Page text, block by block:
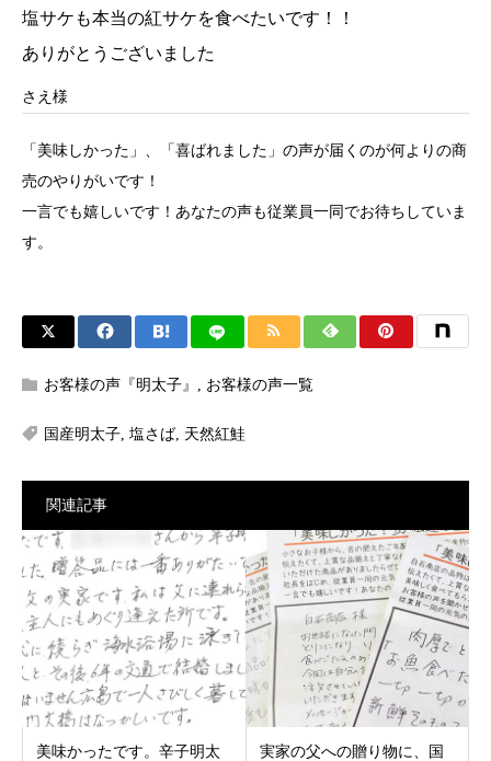
塩サケも本当の紅サケを食べたいです！！
ありがとうございました
さえ様
「美味しかった」、「喜ばれました」の声が届くのが何よりの商
売のやりがいです！
一言でも嬉しいです！あなたの声も従業員一同でお待ちしていま
す。
お客様の声『明太子』 お客様の声一覧
国産明太子 塩さば, 天然紅鮭
関連記事
美味かったです。辛子明太
実家の父への贈り物に、国